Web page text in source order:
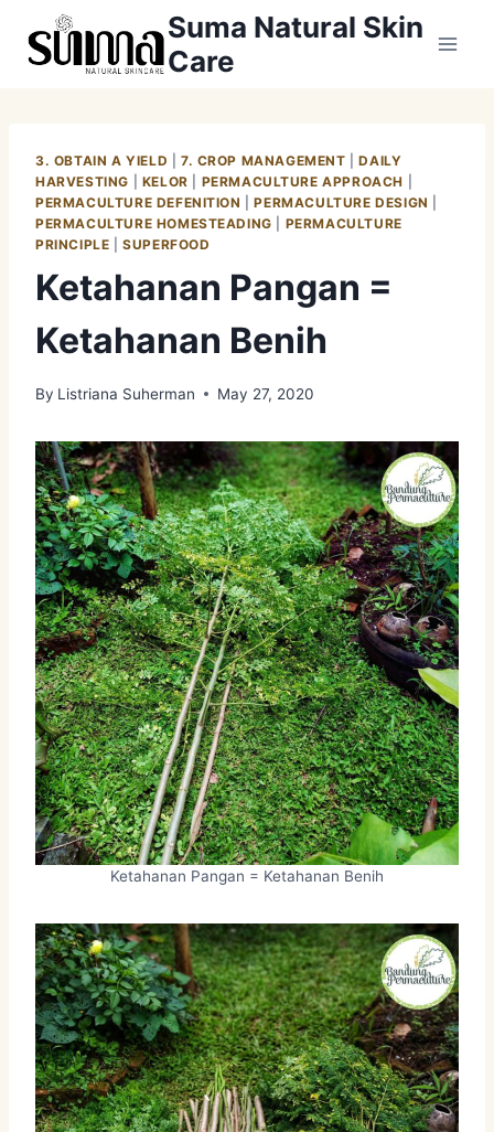
Suma Natural Skin
Care
3. OBTAIN A YIELD 7. CROP MANAGEMENT |DAILY
HARVESTING
KELOR PERMACULTURE APPROACH
PERMACULTURE DEFENITION
|PERMACULTURE DESIGN
PERMACULTURE HOMESTEADING
PERMACULTURE
PRINCIPLE |SUPERFOOD
Ketahanan Pangan =
Ketahanan Benih
By Listriana Suherman May 27, 2020
Ketahanan Pangan = Ketahanan Benih